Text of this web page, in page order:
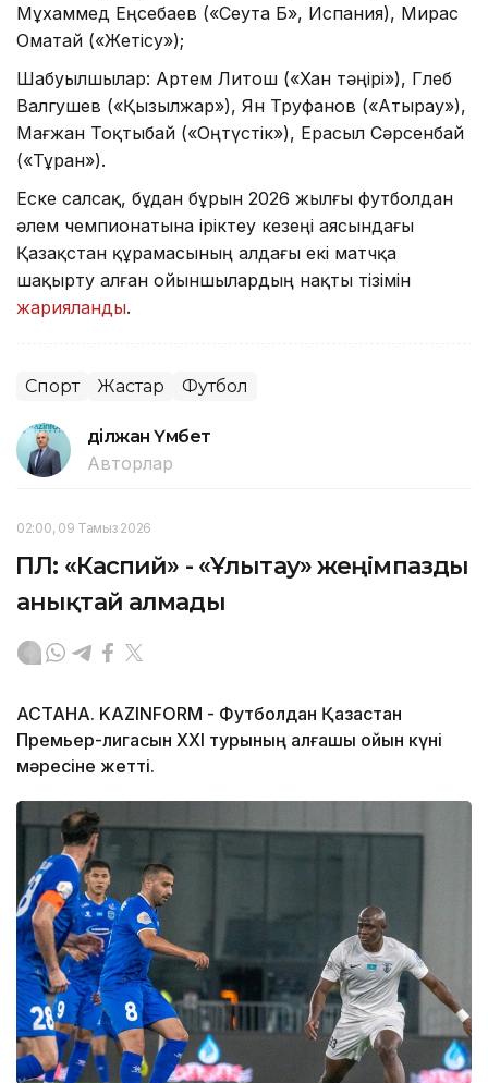
Мұхаммед Еңсебаев («Сеута Б», Испания), Мирас
Оматай («Жетісу»);
Шабуылшылар: Артем Литош («Хан тәңірі»), Глеб
Валгушев («Қызылжар»), Ян Труфанов («Атырау»),
Мағжан Тоқтыбай («Оңтүстік»), Ерасыл Сәрсенбай
(«Тұран»).
Еске салсақ, бұдан бұрын 2026 жылғы футболдан
әлем чемпионатына іріктеу кезеңі аясындағы
Қазақстан құрамасының алдағы екі матчқа
шақырту алған ойыншылардың нақты тізімін
жарияланды.
Спорт Жастар Футбол
Әділжан Үмбет
Авторлар
02:00, 09 Тамыз 2026
ҚПЛ: «Каспий» - «Ұлытау» жеңімпазды
анықтай алмады
АСТАНА. KAZINFORM - Футболдан Қазақстан
Премьер-лигасын ХХІ турының алғашқы ойын күні
мәресіне жетті.